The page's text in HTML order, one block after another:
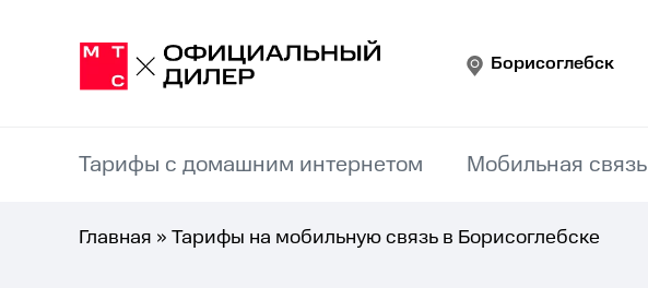
Борисоглебск
Тарифы с домашним интернетом Мобильная связь
Главная » Тарифы на мобильную связь в Борисоглебске